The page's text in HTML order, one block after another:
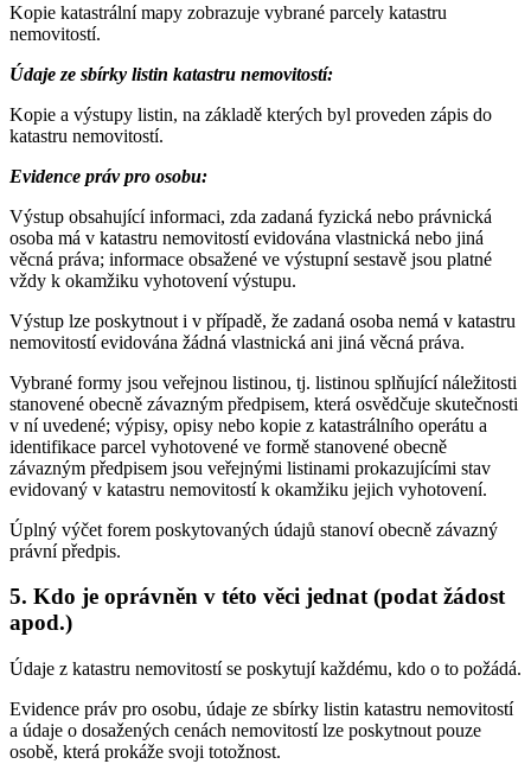
Kopie katastrální mapy zobrazuje vybrané parcely katastru
nemovitostí.
Údaje ze sbírky listin katastru nemovitostí:
Kopie a výstupy listin, na základě kterých byl proveden zápis do
katastru nemovitostí.
Evidence práv pro osobu:
Výstup obsahující informaci, zda zadaná fyzická nebo právnická
osoba má v katastru nemovitostí evidována vlastnická nebo jiná
věcná práva; informace obsažené ve výstupní sestavě jsou platné
vždy k okamžiku vyhotovení výstupu.
Výstup lze poskytnout i v případě, že zadaná osoba nemá v katastru
nemovitostí evidována žádná vlastnická ani jiná věcná práva.
Vybrané formy jsou veřejnou listinou, tj. listinou splňující náležitosti
stanovené obecně závazným předpisem, která osvědčuje skutečnosti
v ní uvedené; výpisy, opisy nebo kopie z katastrálního operátu a
identifikace parcel vyhotovené ve formě stanovené obecně
závazným předpisem jsou veřejnými listinami prokazujícími stav
evidovaný v katastru nemovitostí k okamžiku jejich vyhotovení.
Úplný výčet forem poskytovaných údajů stanoví obecně závazný
právní předpis.
5. Kdo je oprávněn v této věci jednat (podat žádost
apod.)
Údaje z katastru nemovitostí se poskytují každému, kdo o to požádá.
Evidence práv pro osobu, údaje ze sbírky listin katastru nemovitostí
a údaje o dosažených cenách nemovitostí lze poskytnout pouze
osobě, která prokáže svoji totožnost.